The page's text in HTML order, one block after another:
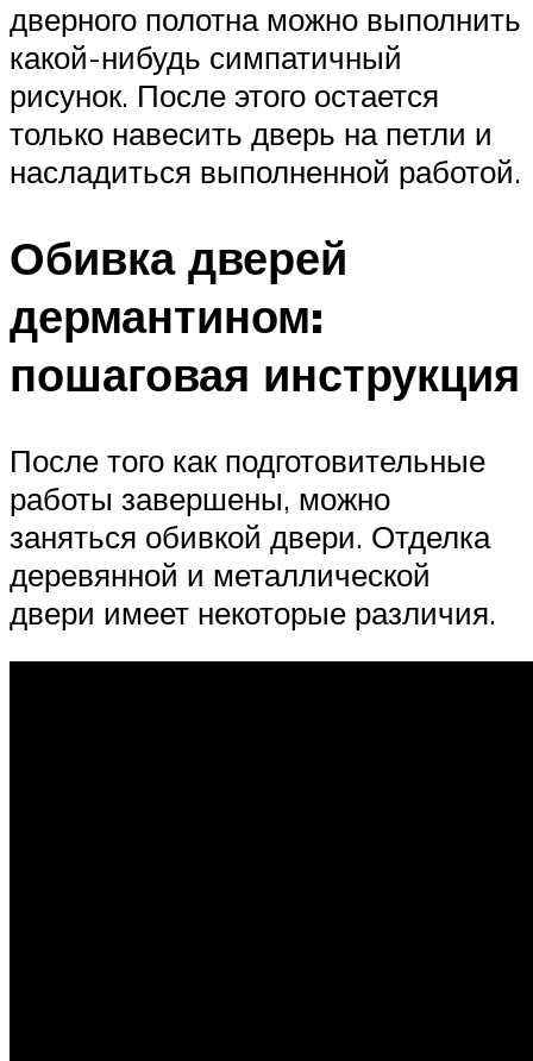
дверного полотна можно выполнить
какой-нибудь симпатичный
рисунок. После этого остается
только навесить дверь на петли и
насладиться выполненной работой.
Обивка дверей
дермантином:
пошаговая инструкция
После того как подготовительные
работы завершены, можно
заняться обивкой двери. Отделка
деревянной и металлической
двери имеет некоторые различия.